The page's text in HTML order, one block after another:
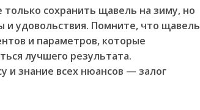
сохранить щавель на зиму, но
и удовольствия. Помните, что щавель
и параметров, которые
лучшего результата.
и знание всех нюансов — залог